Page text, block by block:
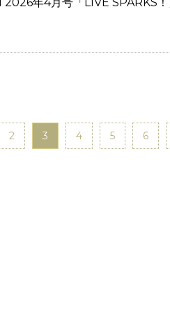
2 3 4 5 6